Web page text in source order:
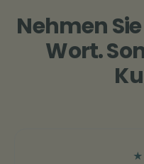
Nehmen
Wort.
★